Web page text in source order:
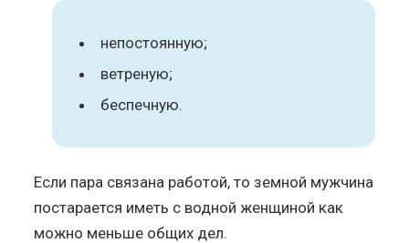
непостоянную;
ветреную;
беспечную.
Если пара связана работой, то земной мужчина
постарается иметь с водной женщиной как
можно меньше общих дел.